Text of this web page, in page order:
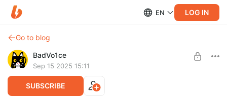
EN LOG IN
Go to blog
BadVo1ce
Sep 15 2025 15:11
SUBSCRIBE